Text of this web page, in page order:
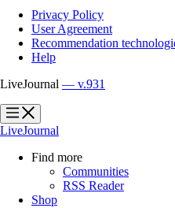
Privacy Policy
User Agreement
Recommendation
Help
LiveJournal — v.931
?
?
LiveJournal
Find more
Communities
RSS Reader
Shop